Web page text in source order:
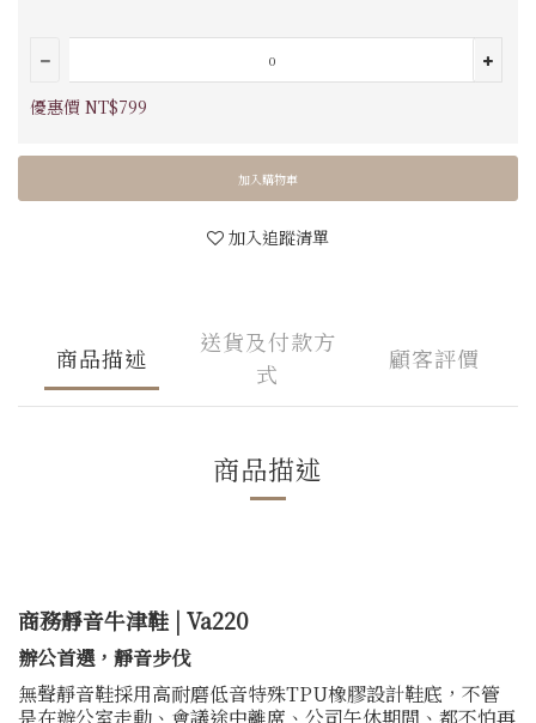
優惠價 NT$799
加入購物車
加入追蹤清單
商品描述
送貨及付款方
式
顧客評價
商品描述
商務靜音牛津鞋 | Va220
辦公首選，靜音步伐
無聲靜音鞋採用高耐磨低音特殊TPU橡膠設計鞋底，不管